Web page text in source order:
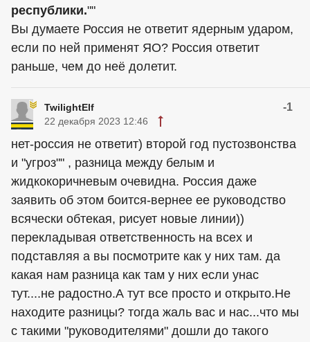
республики.""
Вы думаете Россия не ответит ядерным ударом,
если по ней применят ЯО? Россия ответит
раньше, чем до неё долетит.
TwilightElf -1
22 декабря 2023 12:46
нет-россия не ответит) второй год пустозвонства
и "угроз"" , разница между белым и
жидкокоричневым очевидна. Россия даже
заявить об этом боится-вернее ее руководство
всячески обтекая, рисует новые линии))
перекладывая ответственность на всех и
подставляя а вы посмотрите как у них там. да
какая нам разница как там у них если унас
тут....не радостно.А тут все просто и открыто.Не
находите разницы? тогда жаль вас и нас...что мы
с такими "руководителями" дошли до такого